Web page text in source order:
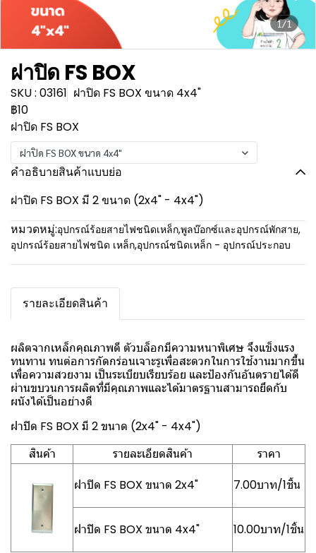
1/1
ฝาปิด FS BOX
SKU : 03161 ฝาปิด FS BOX ขนาด 4x4"
฿10
ฝาปิด FS BOX
ฝาปิด FS BOX ขนาด 4x4"
คำอธิบายสินค้าแบบย่อ
ฝาปิด FS BOX มี 2 ขนาด (2x4" - 4x4")
หมวดหมู่:อุปกรณ์ร้อยสายไฟชนิดเหล็ก,พูลบ๊อกซ์และอุปกรณ์พักสาย,
อุปกรณ์ร้อยสายไฟชนิด เหล็ก,อุปกรณ์ชนิดเหล็ก - อุปกรณ์ประกอบ
รายละเอียดสินค้า
ผลิตจากเหล็กคุณภาพดี ตัวบล็อกมีความหนาพิเศษ จึงแข็งแรง
ทนทาน ทนต่อการกัดกร่อนเจาะรูเพื่อสะดวกในการใช้งานมากขึ้น
เพื่อความสวยงาม เป็นระเบียบเรียบร้อย และป้องกันอันตรายได้ดี
ผ่านขบวนการผลิตที่มีคุณภาพและได้มาตรฐานสามารถยึดกับ
ผนังได้เป็นอย่างดี
ฝาปิด FS BOX มี 2 ขนาด (2x4" - 4x4")
สินค้า
รายละเอียดสินค้า
ราคา
ฝาปิด FS BOX ขนาด 2x4"
7.00บาท/1ชิ้น
ฝาปิด FS BOX ขนาด 4x4" 10.00บาท/1ชิ้น